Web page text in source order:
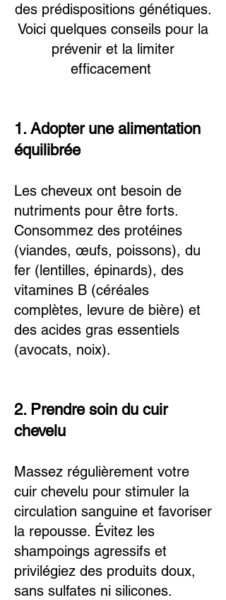
des prédispositions génétiques.
Voici quelques conseils pour la
prévenir et la limiter
efficacement
1. Adopter une alimentation
équilibrée
Les cheveux ont besoin de
nutriments pour être forts.
Consommez des protéines
(viandes, œufs, poissons), du
fer (lentilles, épinards), des
vitamines B (céréales
complètes, levure de bière) et
des acides gras essentiels
(avocats, noix).
2. Prendre soin du cuir
chevelu
Massez régulièrement votre
cuir chevelu pour stimuler la
circulation sanguine et favoriser
la repousse. Évitez les
shampoings agressifs et
privilégiez des produits doux,
sans sulfates ni silicones.